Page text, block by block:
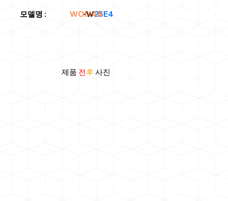
모델명 : -W25E4
WOMAN
제품 전후 사진